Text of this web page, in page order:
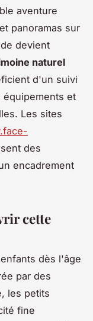
aventure
panoramas sur
devient
naturel
d'un suivi
équipements et
Les sites
des
encadrement
cette
dès l'âge
par des
les petits
fine